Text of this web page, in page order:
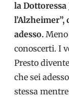
la Dottoressa
adesso.
conoscerti. I
Presto
che sei
stessa